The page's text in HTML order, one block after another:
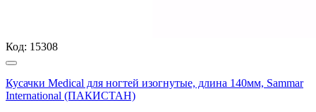
Код: 15308
Кусачки Medical для ногтей изогнутые, длина 140мм, Sammar
International (ПАКИСТАН)